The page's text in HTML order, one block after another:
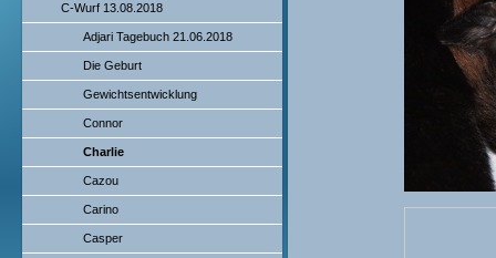
C-Wurf 13.08.2018
Adjari Tagebuch 21.06.2018
Die Geburt
Gewichtsentwicklung
Connor
Charlie
Cazou
Carino
Casper